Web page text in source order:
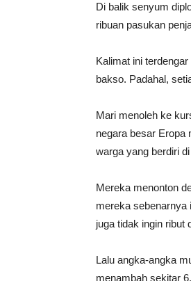
Di balik senyum
ribuan pasukan
Kalimat ini
bakso. Padahal,
Mari menoleh ke
negara besar Eropa
warga yang berdiri
Mereka menonton
mereka sebenarnya
juga tidak ingin ribut
Lalu angka-angka
menambah sekitar